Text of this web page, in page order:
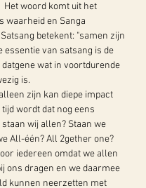
Het woord komt uit het
waarheid en Sanga
betekent: "samen zijn
essentie van satsang is de
wat in voortdurende
is.
zijn kan diepe impact
wordt dat nog eens
wij allen? Staan we
All-één? All 2gether one?
iedereen omdat we allen
ons dragen en we daarmee
kunnen neerzetten met